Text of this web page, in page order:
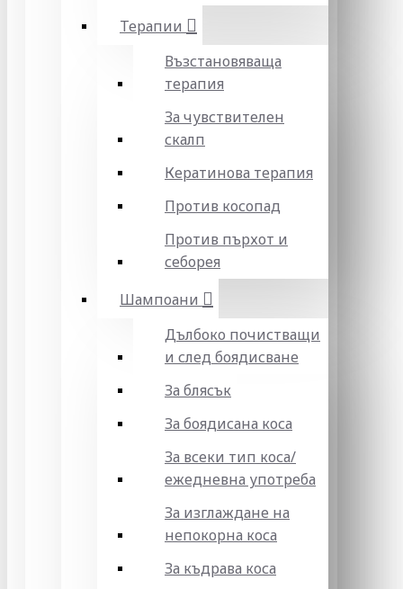
Терапии
Възстановяваща
терапия
За чувствителен
скалп
Кератинова терапия
Против косопад
Против пърхот и
себорея
Шампоани
Дълбоко почистващи
и след боядисване
За блясък
За боядисана коса
За всеки тип коса/
ежедневна употреба
За изглаждане на
непокорна коса
За къдрава коса